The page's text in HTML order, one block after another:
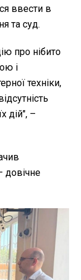
ввести в
та суд.
про нібито
і
техніки,
дій", –
довічне